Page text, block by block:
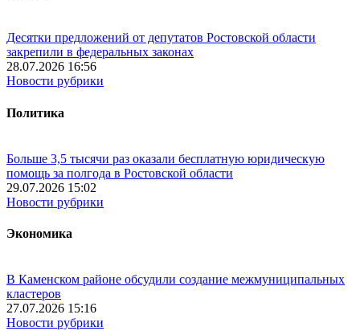
Десятки предложений от депутатов Ростовской области
закрепили в федеральных законах
28.07.2026 16:56
Новости рубрики
Политика
Больше 3,5 тысячи раз оказали бесплатную юридическую
помощь за полгода в Ростовской области
29.07.2026 15:02
Новости рубрики
Экономика
В Каменском районе обсудили создание межмуниципальных
кластеров
27.07.2026 15:16
Новости рубрики